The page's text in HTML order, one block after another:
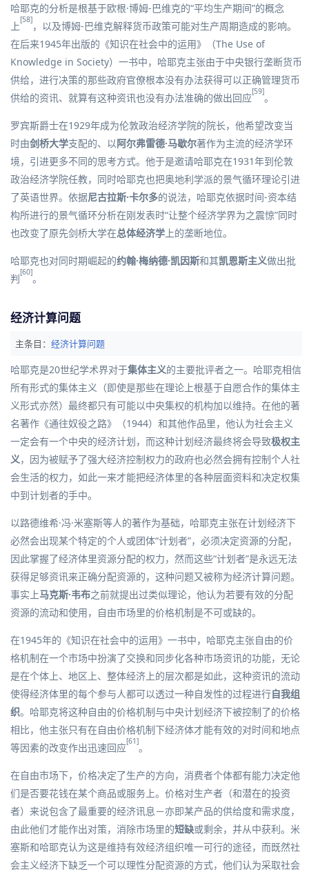
哈耶克的分析是根基于欧根·博姆-巴维克的“平均生产期间”的概念
上[58]，以及博姆-巴维克解释货币政策可能对生产周期造成的影响。
在后来1945年出版的《知识在社会中的运用》（The Use of
Knowledge in Society）一书中，哈耶克主张由于中央银行垄断货币
供给，进行决策的那些政府官僚根本没有办法获得可以正确管理货币
供给的资讯、就算有这种资讯也没有办法准确的做出回应[59]。
罗宾斯爵士在1929年成为伦敦政治经济学院的院长，他希望改变当
时由剑桥大学支配的、以阿尔弗雷德·马歇尔著作为主流的经济学环
境，引进更多不同的思考方式。他于是邀请哈耶克在1931年到伦敦
政治经济学院任教，同时哈耶克也把奥地利学派的景气循环理论引进
了英语世界。依据尼古拉斯·卡尔多的说法，哈耶克依据时间-资本结
构所进行的景气循环分析在刚发表时“让整个经济学界为之震惊”同时
也改变了原先剑桥大学在总体经济学 上的垄断地位。
哈耶克也对同时期崛起的约翰·梅纳德·凯因斯和其凯恩斯主义做出批
判[60]。
经济计算问题
主条目： 经济计算问题
哈耶克是20世纪学术界对于集体主义的主要批评者之一。哈耶克相信
所有形式的集体主义（即使是那些在理论上根基于自愿合作的集体主
义形式亦然）最终都只有可能以中央集权的机构加以维持。在他的著
名著作《通往奴役之路》（1944）和其他作品里，他认为社会主义
一定会有一个中央的经济计划，而这种计划经济最终将会导致极权主
义，因为被赋予了强大经济控制权力的政府也必然会拥有控制个人社
会生活的权力，如此一来才能把经济体里的各种层面资料和决定权集
中到计划者的手中。
以路德维希·冯·米塞斯等人的著作为基础，哈耶克主张在计划经济下
必然会出现某个特定的个人或团体“计划者”，必须决定资源的分配，
因此掌握了经济体里资源分配的权力，然而这些“计划者”是永远无法
获得足够资讯来正确分配资源的，这种问题又被称为经济计算问题。
事实上马克斯·韦布之前就提出过类似理论，他认为若要有效的分配
资源的流动和使用，自由市场里的价格机制是不可或缺的。
在1945年的《知识在社会中的运用》一书中，哈耶克主张自由的价
格机制在一个市场中扮演了交换和同步化各种市场资讯的功能，无论
是在个体上、地区上、整体经济上的层次都是如此，这种资讯的流动
使得经济体里的每个参与人都可以透过一种自发性的过程进行自我组
织。哈耶克将这种自由的价格机制与中央计划经济下被控制了的价格
相比，他主张只有在自由价格机制下经济体才能有效的对时间和地点
等因素的改变作出迅速回应[61]。
在自由市场下，价格决定了生产的方向，消费者个体都有能力决定他
们是否要花钱在某个商品或服务上。 价格对生产者（和潜在的投资
者）来说包含了最重要的经济讯息－亦即某产品的供给度和需求度，
由此他们才能作出对策，消除市场里的短缺或剩余，并从中获利。米
塞斯和哈耶克认为这是维持有效经济组织唯一可行的途径，而既然社
会主义经济下缺乏一个可以理性分配资源的方式，他们认为采取社会